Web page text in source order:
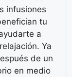
infusiones
tu
a
Ya
de un
en medio